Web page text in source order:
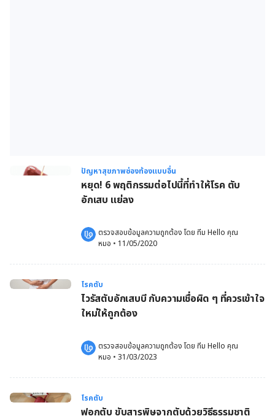
ปัญหาสุขภาพช่องท้องแบบอื่น
หยุด! 6 พฤติกรรมต่อไปนี้ที่ทำให้โรค ตับ
อักเสบ แย่ลง
ตรวจสอบข้อมูลความถูกต้อง โดย ทีม Hello คุณ
หมอ • 11/05/2020
โรคตับ
ไวรัสตับอักเสบบี กับความเชื่อผิด ๆ ที่ควรเข้าใจ
ใหม่ให้ถูกต้อง
ตรวจสอบข้อมูลความถูกต้อง โดย ทีม Hello คุณ
หมอ • 31/03/2023
โรคตับ
ฟอกตับ ขับสารพิษจากตับด้วยวิธีธรรมชาติ